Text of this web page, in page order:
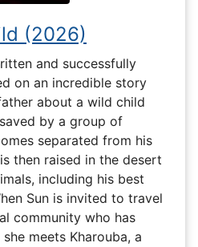
(2026)
and successfully
on an incredible story
about a wild child
by a group of
separated from his
then raised in the desert
including his best
Sun is invited to travel
community who has
meets Kharouba, a